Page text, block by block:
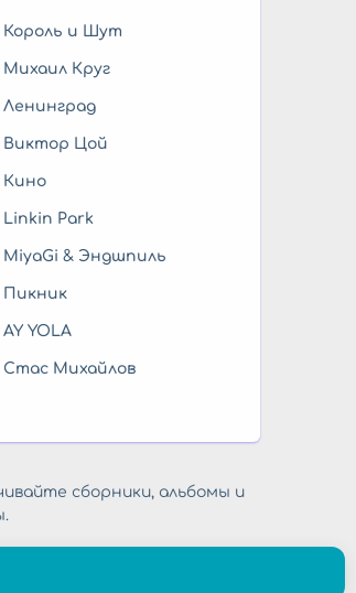
Король и Шут
Михаил Круг
Ленинград
Виктор Цой
Кино
Linkin Park
MiyaGi & Эндшпиль
Пикник
AY YOLA
Стас Михайлов
сборники, альбомы и